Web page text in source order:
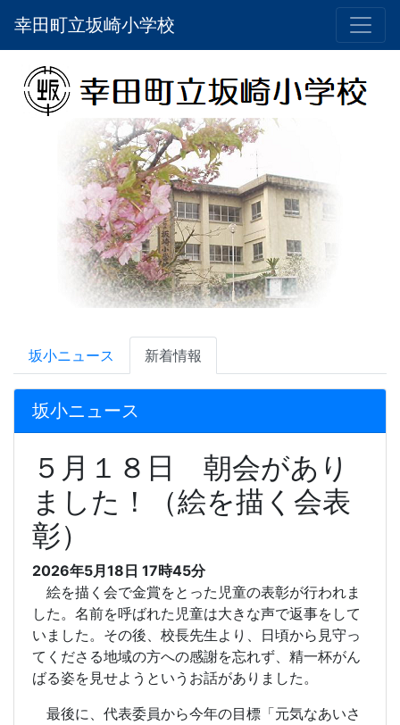
幸田町立坂崎小学校
坂小ニュース 新着情報
坂小ニュース
５月１８日 朝会があり
ました！（絵を描く会表
彰）
2026年5月18日 17時45分
絵を描く会で金賞をとった児童の表彰が行われま
した。名前を呼ばれた児童は大きな声で返事をして
いました。その後、校長先生より、日頃から見守っ
てくださる地域の方への感謝を忘れず、精一杯がん
ばる姿を見せようというお話がありました。
最後に、代表委員から今年の目標「元気なあいさ